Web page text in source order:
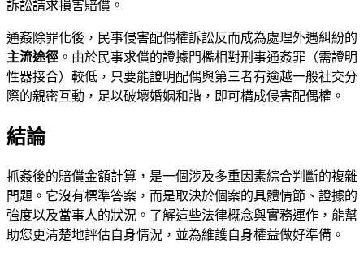
訴訟請求損害賠償。
通姦除罪化後，民事侵害配偶權訴訟反而成為處理外遇糾紛的
主流途徑 。由於民事求償的證據門檻相對刑事通姦罪（需證明
性器接合）較低，只要能證明配偶與第三者有逾越一般社交分
際的親密互動，足以破壞婚姻和諧，即可構成侵害配偶權。
結論
抓姦後的賠償金額計算，是一個涉及多重因素綜合判斷的複雜
問題。它沒有標準答案，而是取決於個案的具體情節、證據的
強度以及當事人的狀況。了解這些法律概念與實務運作，能幫
助您更清楚地評估自身情況，並為維護自身權益做好準備。